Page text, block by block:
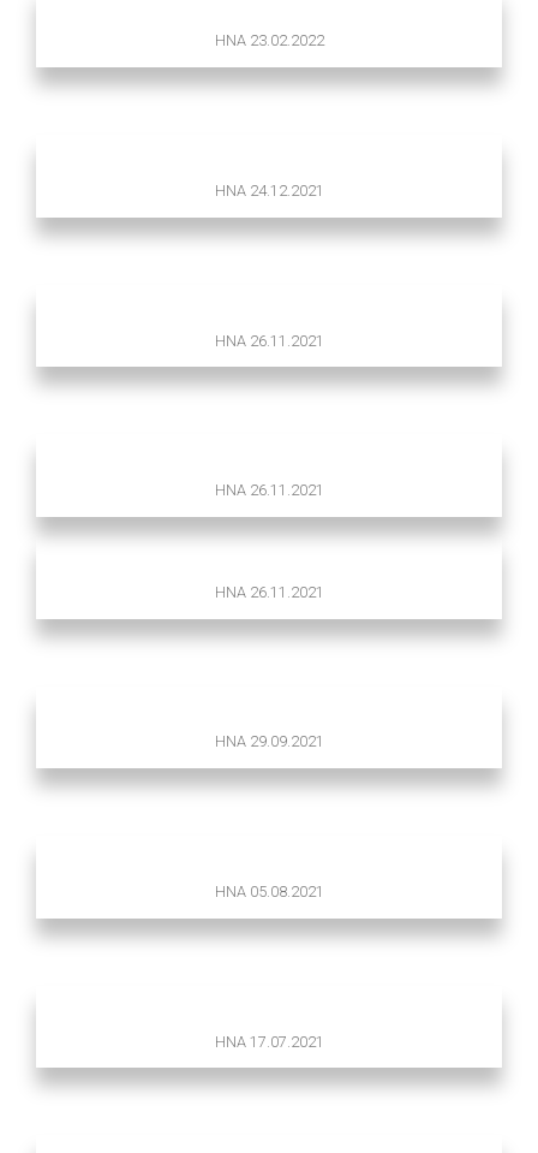
HNA 23.02.2022
HNA 24.12.2021
HNA 26.11.2021
HNA 26.11.2021
HNA 26.11.2021
HNA 29.09.2021
HNA 05.08.2021
HNA 17.07.2021